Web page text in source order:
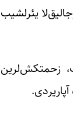
1330دان 1334ده‌دک، بو صف‌ده باش اوجالیق‌لا یئرلشیب
زحمتکش‌لرین